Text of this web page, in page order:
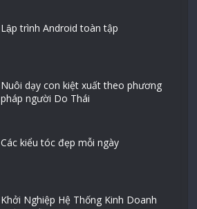
Lập trình Android toàn tập
Nuôi dạy con kiệt xuất theo phương
pháp người Do Thái
Các kiểu tóc đẹp mỗi ngày
Khởi Nghiệp Hệ Thống Kinh Doanh